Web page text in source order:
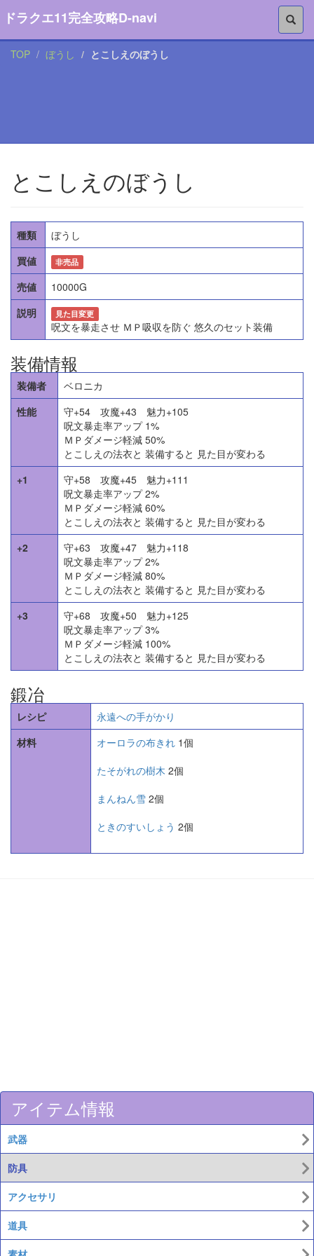
ドラクエ11完全攻略D-navi
TOP ぼうし とこしえのぼうし
とこしえのぼうし
種類
ぼうし
買値
非売品
売値
10000G
説明
見た目変更
呪文を暴走させ ＭＰ吸収を防ぐ 悠久のセット装備
装備情報
装備者
ベロニカ
性能
守+54 攻魔+43 魅力+105
呪文暴走率アップ 1%
ＭＰダメージ軽減 50%
とこしえの法衣と 装備すると 見た目が変わる
+1
守+58 攻魔+45 魅力+111
呪文暴走率アップ 2%
ＭＰダメージ軽減 60%
とこしえの法衣と 装備すると 見た目が変わる
+2
守+63 攻魔+47 魅力+118
呪文暴走率アップ 2%
ＭＰダメージ軽減 80%
とこしえの法衣と 装備すると 見た目が変わる
+3
守+68 攻魔+50 魅力+125
呪文暴走率アップ 3%
ＭＰダメージ軽減 100%
とこしえの法衣と 装備すると 見た目が変わる
鍛冶
レシピ
永遠への手がかり
材料
オーロラの布きれ 1個
たそがれの樹木 2個
まんねん雪 2個
ときのすいしょう 2個
アイテム情報
武器
防具
アクセサリ
道具